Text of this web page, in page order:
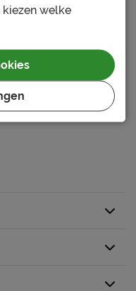
welke